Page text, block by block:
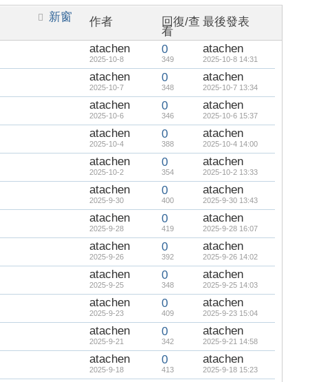
新窗 作者 回復/查
看
最後發表
atachen
2025-10-8
0
349
atachen
2025-10-8 14:31
atachen
2025-10-7
0
348
atachen
2025-10-7 13:34
atachen
2025-10-6
0
346
atachen
2025-10-6 15:37
atachen
2025-10-4
0
388
atachen
2025-10-4 14:00
atachen
2025-10-2
0
354
atachen
2025-10-2 13:33
atachen
2025-9-30
0
400
atachen
2025-9-30 13:43
atachen
2025-9-28
0
419
atachen
2025-9-28 16:07
atachen
2025-9-26
0
392
atachen
2025-9-26 14:02
atachen
2025-9-25
0
348
atachen
2025-9-25 14:03
atachen
2025-9-23
0
409
atachen
2025-9-23 15:04
atachen
2025-9-21
0
342
atachen
2025-9-21 14:58
atachen
2025-9-18
0
413
atachen
2025-9-18 15:23